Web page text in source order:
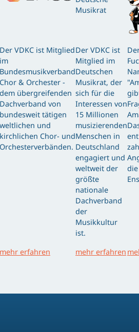
Der VDKC ist Mitglied
im
Bundesmusikverband
Chor & Orchester -
dem übergreifenden
Dachverband von
bundesweit tätigen
weltlichen und
kirchlichen Chor- und
Orchesterverbänden.
mehr erfahren
Der VDKC ist
Mitglied im
Deutschen
Musikrat, der
sich für die
Interessen von
15 Millionen
musizierenden
Menschen in
Deutschland
engagiert und
weltweit der
größte
nationale
Dachverband
der
Musikkultur
ist.
mehr erfahren
die